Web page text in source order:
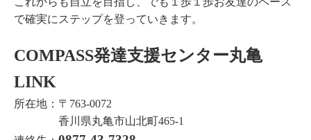
で確実にステップを登っていきます。
COMPASS発達支援センター丸亀
LINK
所在地：〒763-0072
香川県丸亀市山北町465-1